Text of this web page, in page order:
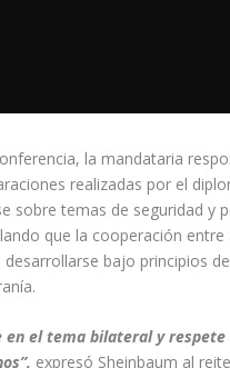
la mandataria
realizadas por el
sobre temas de seguridad y
que la cooperación entre
desarrollarse bajo principios
en el tema bilateral y
expresó Sheinbaum al